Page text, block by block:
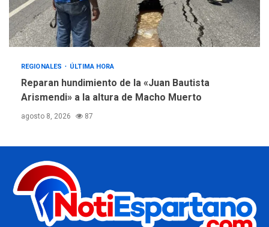
REGIONALES ÚLTIMA HORA
Reparan hundimiento de la «Juan Bautista
Arismendi» a la altura de Macho Muerto
agosto 8, 2026 87